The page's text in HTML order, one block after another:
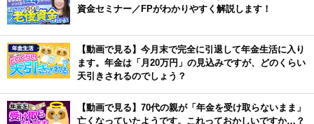
資金セミナー／FPがわかりやすく解説します！
【動画で見る】今月末で完全に引退して年金生活に入り
ます。年金は「月20万円」の見込みですが、どのくらい
天引きされるのでしょう？
【動画で見る】70代の親が「年金を受け取らないまま」
亡くなっていたようです。これっておかしいですか…？